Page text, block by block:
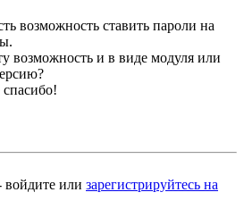
возможность ставить пароли на
возможность и в виде модуля или
спасибо!
войдите или зарегистрируйтесь на